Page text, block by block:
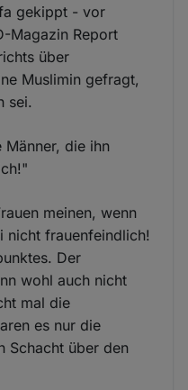
gekippt - vor
Magazin Report
über
Muslimin gefragt,
sei.
die ihn
meinen, wenn
nicht frauenfeindlich!
Der
wohl auch nicht
mal die
es nur die
Schacht über den